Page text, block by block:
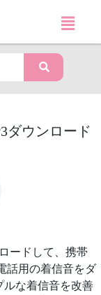
ダウンロード
ードして、携帯
話用の着信音をダ
ルな着信音を改善